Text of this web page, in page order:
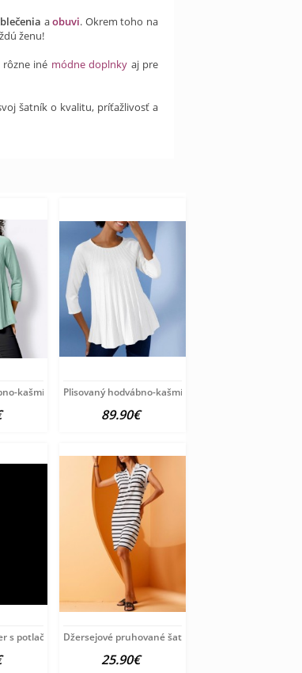
aobuvi. Okrem toho na
ženu!
iné módne doplnky aj pre
šatník o kvalitu, príťažlivosť a
kašmírový pulóverPlisovaný hodvábno-kašmírový pulóver
89.90€
s potlačou CréationDžersejové pruhované šaty HEINE, bielo-čierne
25.90€